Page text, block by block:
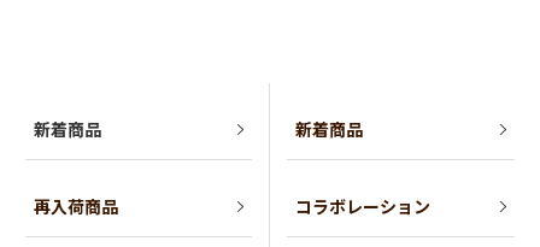
新着商品
再入荷商品
新着商品
コラボレーション